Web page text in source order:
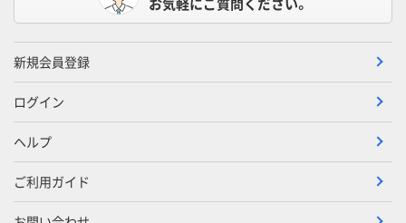
新規会員登録
ログイン
ヘルプ
ご利用ガイド